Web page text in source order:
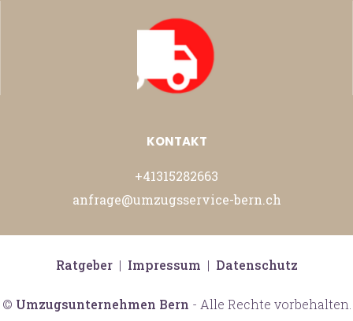
KONTAKT
+41315282663
anfrage@umzugsservice-bern.ch
© Umzugsunternehmen Bern - Alle Rechte vorbehalten.
Ratgeber| Impressum | Datenschutz